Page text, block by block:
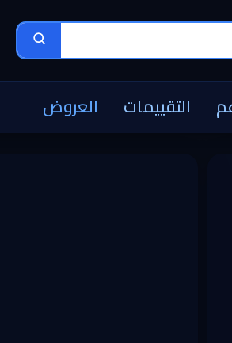
التقييمات العروض